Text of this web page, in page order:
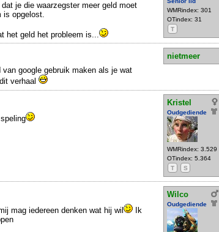
WMRindex: 301
OTindex: 31
T
je die waarzegster meer geld moet
is opgelost.
het geld het probleem is...
nietmeer
google gebruik maken als je wat
verhaal
Kristel
Oudgediende
WMRindex: 3.529
OTindex: 5.364
T
S
Wilco
Oudgediende
mag iedereen denken wat hij wil
Ik